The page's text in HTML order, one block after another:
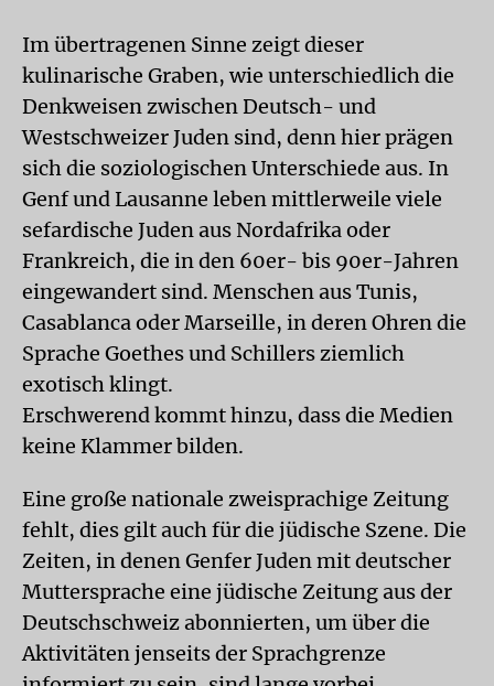
Im übertragenen Sinne zeigt dieser
kulinarische Graben, wie unterschiedlich die
Denkweisen zwischen Deutsch- und
Westschweizer Juden sind, denn hier prägen
sich die soziologischen Unterschiede aus. In
Genf und Lausanne leben mittlerweile viele
sefardische Juden aus Nordafrika oder
Frankreich, die in den 60er- bis 90er-Jahren
eingewandert sind. Menschen aus Tunis,
Casablanca oder Marseille, in deren Ohren die
Sprache Goethes und Schillers ziemlich
exotisch klingt.
Erschwerend kommt hinzu, dass die Medien
keine Klammer bilden.
Eine große nationale zweisprachige Zeitung
fehlt, dies gilt auch für die jüdische Szene. Die
Zeiten, in denen Genfer Juden mit deutscher
Muttersprache eine jüdische Zeitung aus der
Deutschschweiz abonnierten, um über die
Aktivitäten jenseits der Sprachgrenze